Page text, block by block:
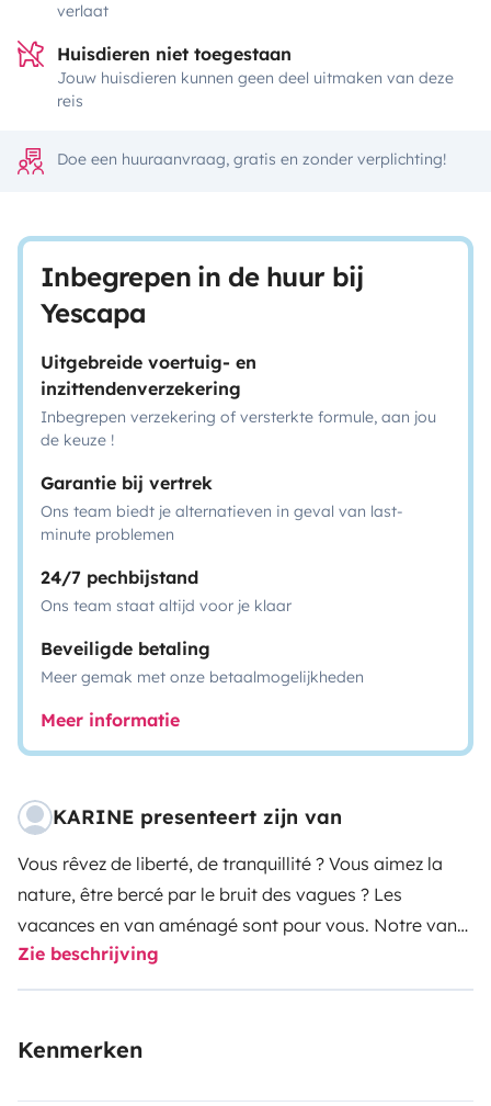
verlaat
Huisdieren niet toegestaan
Jouw huisdieren kunnen geen deel uitmaken van deze
reis
Doe een huuraanvraag, gratis en zonder verplichting!
Inbegrepen in de huur bij
Yescapa
Uitgebreide voertuig- en
inzittendenverzekering
Inbegrepen verzekering of versterkte formule, aan jou
de keuze !
Garantie bij vertrek
Ons team biedt je alternatieven in geval van last-
minute problemen
24/7 pechbijstand
Ons team staat altijd voor je klaar
Beveiligde betaling
Meer gemak met onze betaalmogelijkheden
Meer informatie
KARINE presenteert zijn van
Vous rêvez de liberté, de tranquillité ? Vous aimez la
nature, être bercé par le bruit des vagues ? Les
vacances en van aménagé sont pour vous. Notre van
sera votre compagnon de route et vous apportera un
grand confort !! Nous pourrons vous donner des
découvrir notre chère Bretagne. Une place de parking
Zie beschrijving
Kenmerken